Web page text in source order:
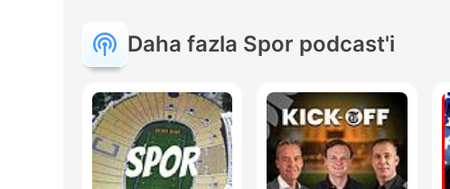
Daha fazla Spor podcast'i